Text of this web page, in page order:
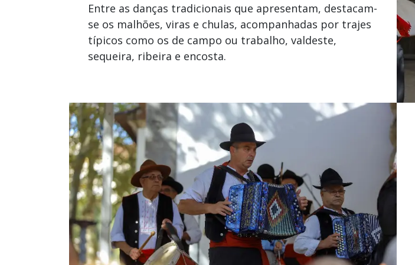
Entre as danças tradicionais que apresentam, destacam-
se os malhões, viras e chulas, acompanhadas por trajes
típicos como os de campo ou trabalho, valdeste,
sequeira, ribeira e encosta.